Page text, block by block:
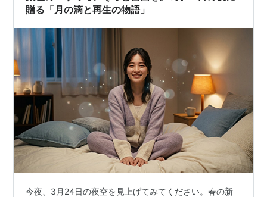
贈る「月の滴と再生の物語」
今夜、3月24日の夜空を見上げてみてください。春の新